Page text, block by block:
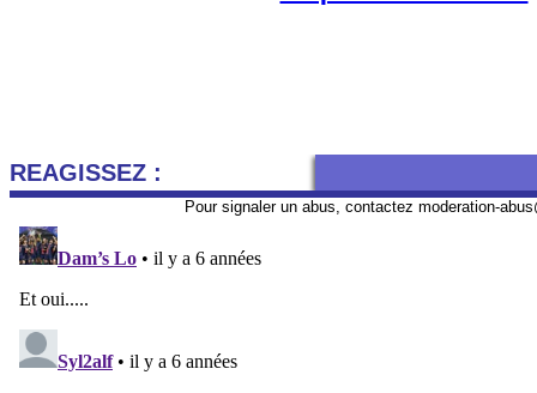
REAGISSEZ :
Pour signaler un abus, contactez moderation-